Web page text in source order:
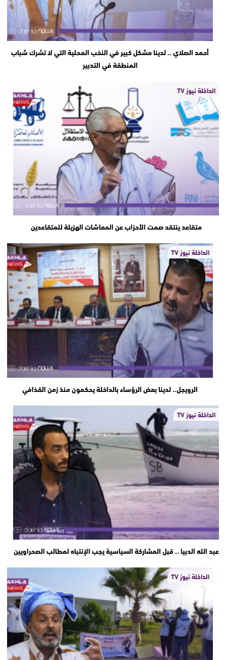
أحمد الصلاي .. لدينا مشكل كبير في النخب المحلية التي لا تشرك شباب
المنطقة في التدبير
الداخلة نيوز TV
متقاعد ينتقد صمت الأحزاب عن المعاشات الهزيلة للمتقاعدين
الداخلة نيوز TV
الرويجل.. لدينا بعض الرؤساء بالداخلة يحكمون منذ زمن القذافي
الداخلة نيوز TV
عبد الله الدبيا .. قبل المشاركة السياسية يجب الإنتباه لمطالب الصحراويين
الداخلة نيوز TV